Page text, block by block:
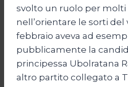
svolto un ruolo per molti
nell’orientare le sorti del
febbraio aveva ad
pubblicamente la
principessa Ubolratana
altro partito collegato a